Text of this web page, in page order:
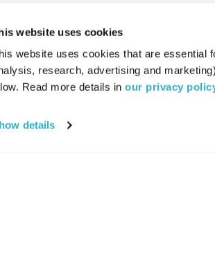
website uses cookies
website uses cookies that are essential
research, advertising and
Read more details in our privacy
details